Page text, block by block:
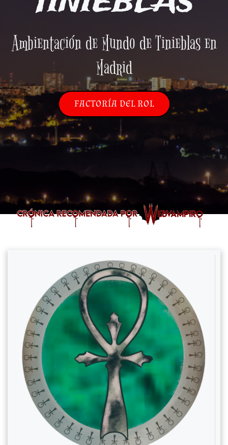
Ambientación de Mundo de Tinieblas en
Madrid
FACTORÍA DEL ROL